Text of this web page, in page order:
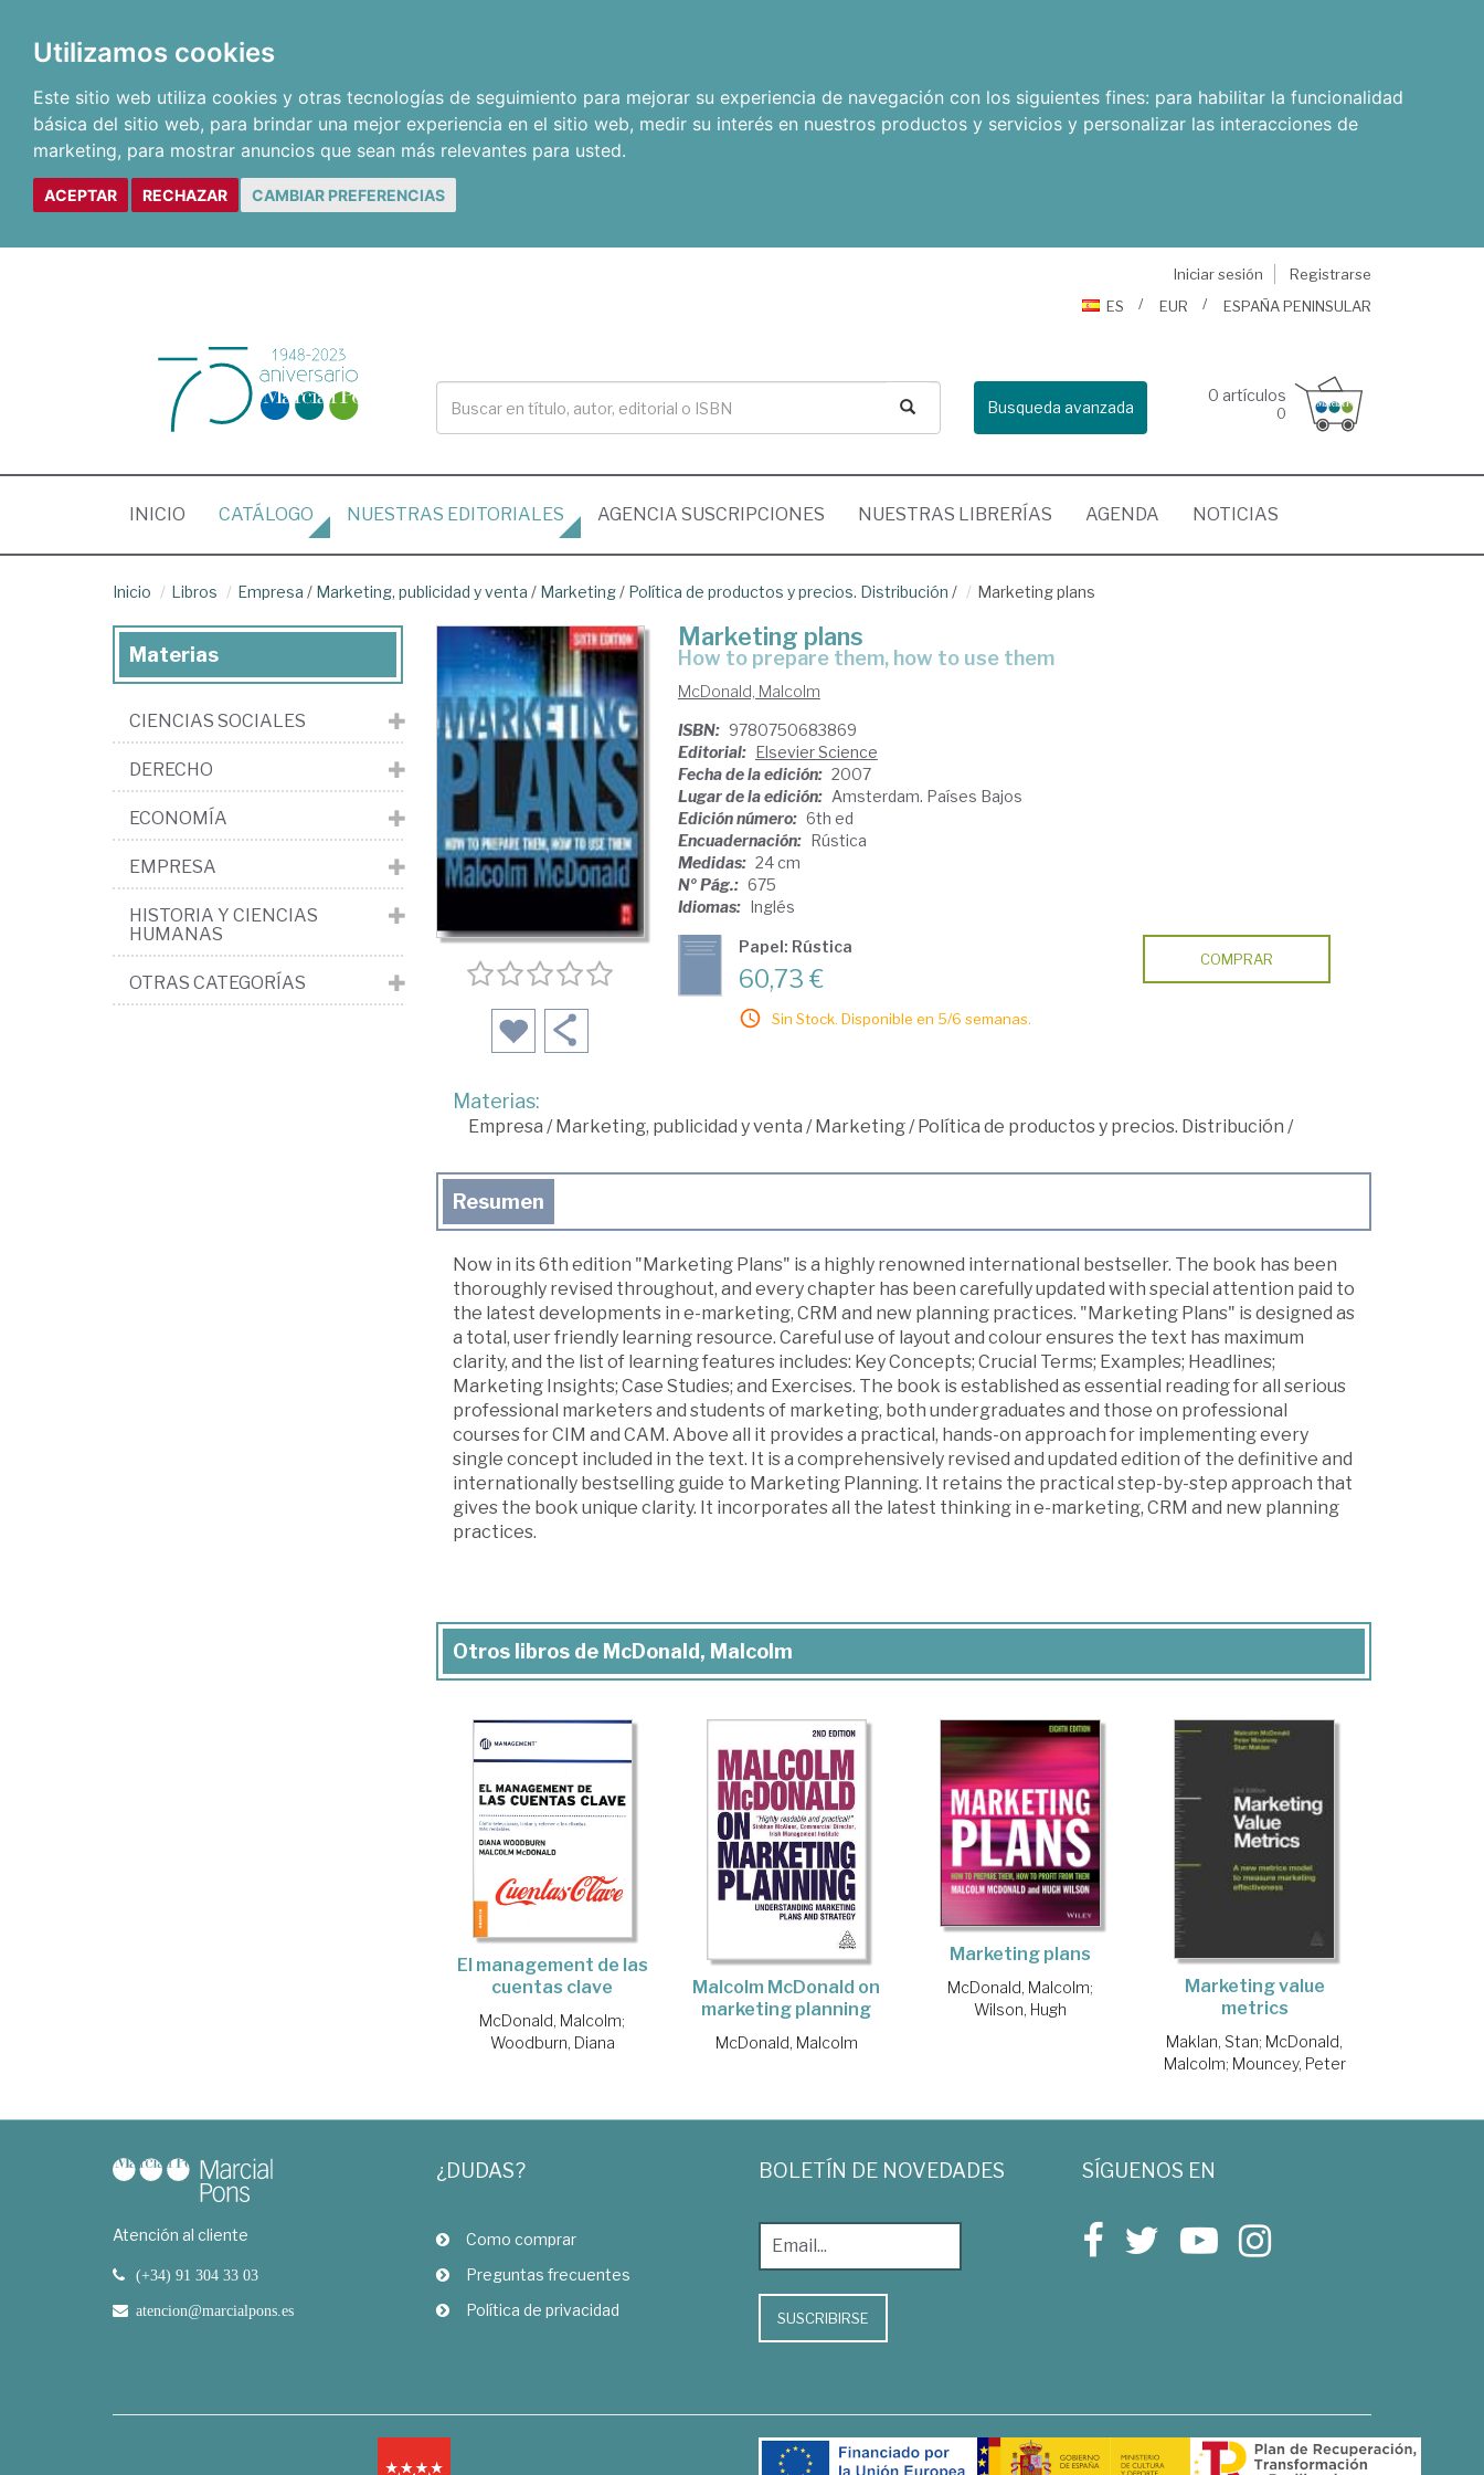
Utilizamos cookies
Este sitio web utiliza cookies y otras tecnologías de seguimiento para mejorar su experiencia de navegación con los siguientes fines: para habilitar la funcionalidad
básica del sitio web, para brindar una mejor experiencia en el sitio web, medir su interés en nuestros productos y servicios y personalizar las interacciones de
marketing, para mostrar anuncios que sean más relevantes para usted.
ACEPTAR RECHAZAR CAMBIAR PREFERENCIAS
Iniciar sesión
Registrarse
ES
EUR ESPAÑA PENINSULAR
Busqueda avanzada
0 artículos
0
INICIO (CURRENT)
CATÁLOGO NUESTRAS EDITORIALES AGENCIA SUSCRIPCIONES NUESTRAS LIBRERÍAS AGENDA NOTICIAS
Inicio Libros Empresa / Marketing, publicidad y venta / Marketing/ Política de productos y precios. Distribución / Marketing plans
Marketing plans
how to prepare them, how to use them
McDonald, Malcolm
ISBN: 9780750683869
Editorial: Elsevier Science
Fecha de la edición: 2007
Lugar de la edición: Amsterdam. Países Bajos
Edición número: 6th ed
Encuadernación: Rústica
Medidas: 24 cm
Nº Pág.: 675
Idiomas: Inglés
Papel: Rústica
60,73 €
Sin Stock. Disponible en 5/6 semanas.
COMPRAR
Materias:
Empresa /Marketing, publicidad y venta /Marketing/Política de productos y precios. Distribución /
Resumen
Now in its 6th edition "Marketing Plans" is a highly renowned international bestseller. The book has been
thoroughly revised throughout, and every chapter has been carefully updated with special attention paid to
the latest developments in e-marketing, CRM and new planning practices. "Marketing Plans" is designed as
a total, user friendly learning resource. Careful use of layout and colour ensures the text has maximum
clarity, and the list of learning features includes: Key Concepts; Crucial Terms; Examples; Headlines;
Marketing Insights; Case Studies; and Exercises. The book is established as essential reading for all serious
professional marketers and students of marketing, both undergraduates and those on professional
courses for CIM and CAM. Above all it provides a practical, hands-on approach for implementing every
single concept included in the text. It is a comprehensively revised and updated edition of the definitive and
internationally bestselling guide to Marketing Planning. It retains the practical step-by-step approach that
gives the book unique clarity. It incorporates all the latest thinking in e-marketing, CRM and new planning
practices.
Otros libros de McDonald, Malcolm
El management de las
cuentas clave
McDonald, Malcolm;
Woodburn, Diana
Malcolm McDonald on
marketing planning
McDonald, Malcolm
Marketing plans
McDonald, Malcolm;
Wilson, Hugh
Marketing value
metrics
Maklan, Stan; McDonald,
Malcolm; Mouncey, Peter
Materias
CIENCIAS SOCIALES
DERECHO
ECONOMÍA
EMPRESA
HISTORIA Y CIENCIAS
HUMANAS
OTRAS CATEGORÍAS
Atención al cliente
(+34) 91 304 33 03
atencion@marcialpons.es
¿DUDAS?
Como comprar
Preguntas frecuentes
Política de privacidad
BOLETÍN DE NOVEDADES
SUSCRIBIRSE
SÍGUENOS EN